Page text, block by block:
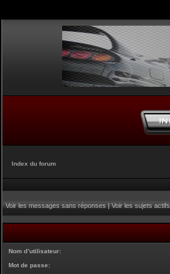
Index du forum
Voir les messages sans réponses|Voir les sujets actifs
Nom d’utilisateur:
Mot de passe: